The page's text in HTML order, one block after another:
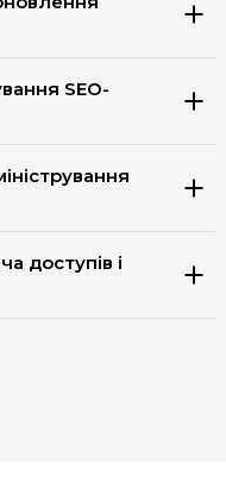
SEO-
доступів і